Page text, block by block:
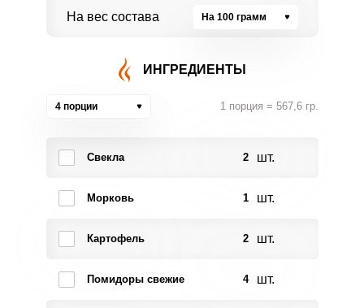
На вес состава На 100 грамм
ИНГРЕДИЕНТЫ
4 порции 1 порция = 567,6 гр.
Свекла 2 шт.
Морковь 1 шт.
Картофель 2 шт.
Помидоры свежие 4 шт.